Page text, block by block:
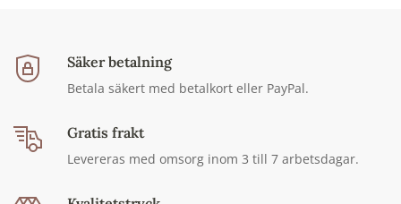
Säker betalning
Betala säkert med betalkort eller PayPal.
Gratis frakt
Levereras med omsorg inom 3 till 7 arbetsdagar.